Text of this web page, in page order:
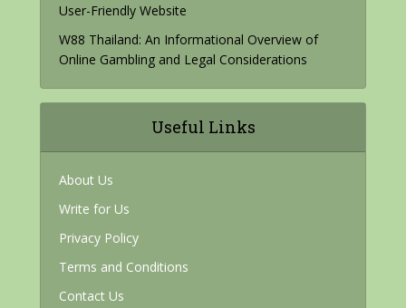
User-Friendly Website
W88 Thailand: An Informational Overview of
Online Gambling and Legal Considerations
Useful Links
About Us
Write for Us
Privacy Policy
Terms and Conditions
Contact Us